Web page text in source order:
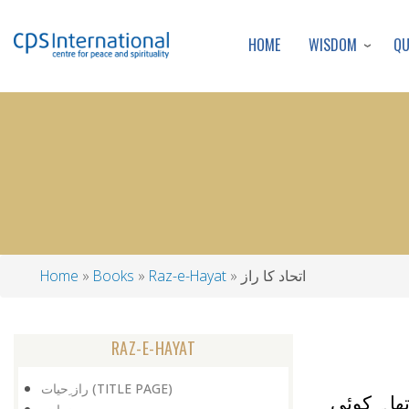
HOME WISDOM
Home Books Raz-e-Hayat اتحاد کا راز
RAZ-E-HAYAT
راز ِحیات (TITLE PAGE)
کوئی